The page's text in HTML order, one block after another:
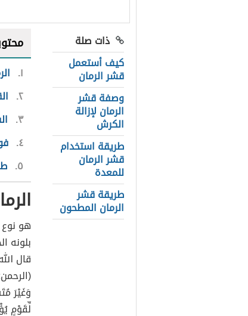
ذات صلة
كيف أستعمل
قشر الرمان
وصفة قشر
الرمان لإزالة
الكرش
طريقة استخدام
قشر الرمان
للمعدة
طريقة قشر
الرمان المطحون
١
٢
٣
٤
٥
هو
بلونه
قال
وَغَيْرَ